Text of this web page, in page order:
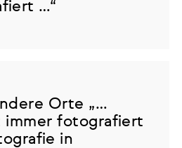
…“
Orte „…
immer fotografiert
in